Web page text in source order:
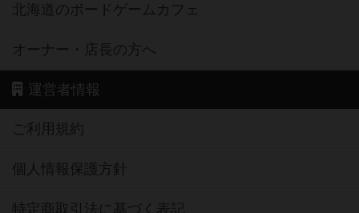
北海道のボードゲームカフェ
オーナー・店長の方へ
運営者情報
ご利用規約
個人情報保護方針
特定商取引法に基づく表記